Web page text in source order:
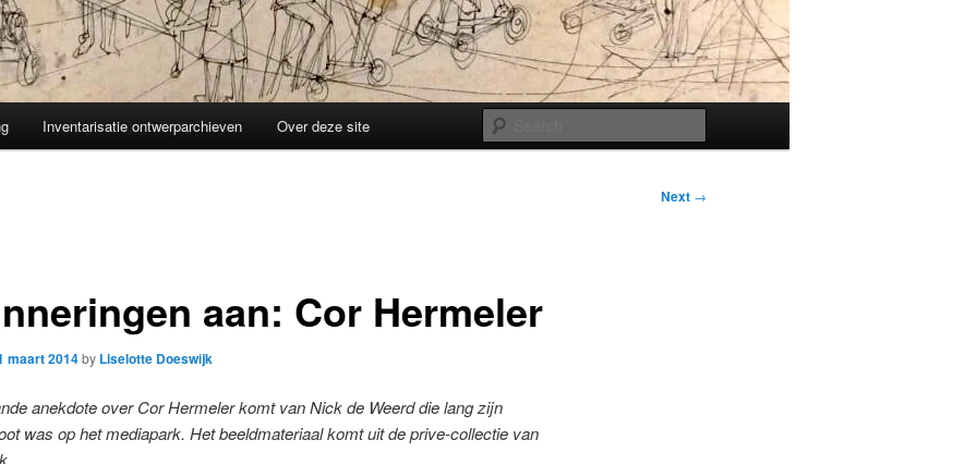
Inventarisatie ontwerparchieven Over deze site
Next →
aan: Cor Hermeler
maart 2014by Liselotte Doeswijk
anekdote over Cor Hermeler komt van Nick de Weerd die lang zijn
was op het mediapark. Het beeldmateriaal komt uit de prive-collectie van